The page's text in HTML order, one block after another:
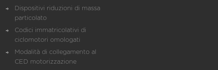
Dispositivi riduzioni di massa
particolato
Codici immatricolativi di
ciclomotori omologati
Modalità di collegamento al
CED motorizzazione